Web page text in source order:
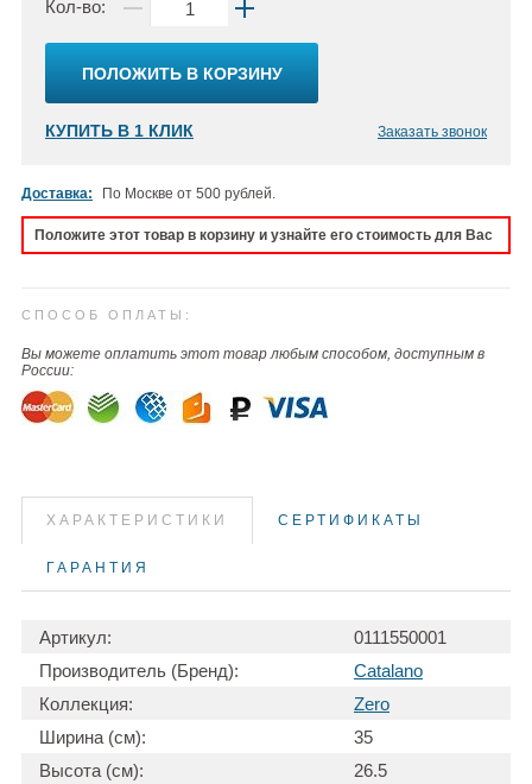
Кол-во:
ПОЛОЖИТЬ В КОРЗИНУ
КУПИТЬ В 1 КЛИК Заказать звонок
Доставка: По Москве от 500 рублей.
Положите этот товар в корзину и узнайте его стоимость для Вас
СПОСОБ ОПЛАТЫ:
Вы можете оплатить этот товар любым способом, доступным в
России:
ХАРАКТЕРИСТИКИ СЕРТИФИКАТЫ
ГАРАНТИЯ
Артикул:
0111550001
Производитель (Бренд):
Catalano
Коллекция:
Zero
Ширина (см):
35
Высота (см):
26.5